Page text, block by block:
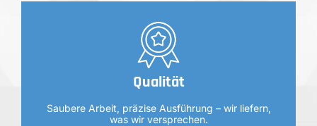
Qualität
Saubere Arbeit, präzise Ausführung – wir liefern,
was wir versprechen.